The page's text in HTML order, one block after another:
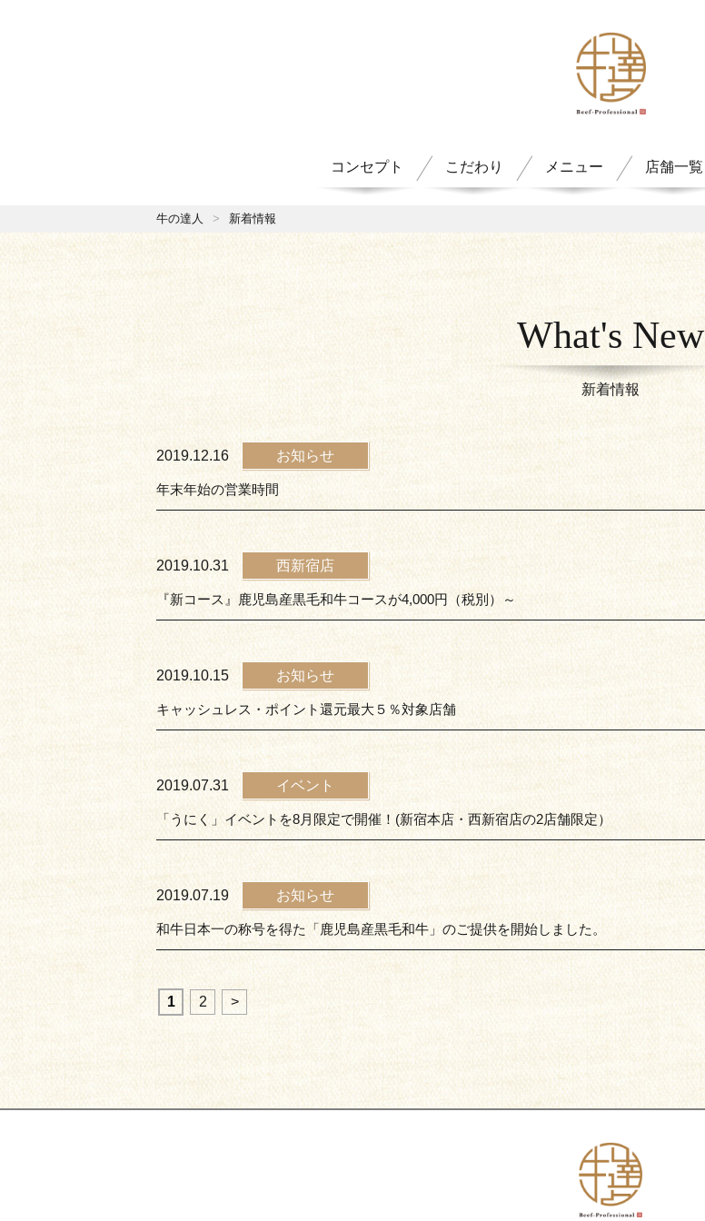
コンセプト こだわり メニュー 店舗一覧
牛の達人 新着情報
What's New
新着情報
2019.12.16 お知らせ
年末年始の営業時間
2019.10.31 西新宿店
『新コース』鹿児島産黒毛和牛コースが4,000円（税別）～
2019.10.15 お知らせ
キャッシュレス・ポイント還元最大５％対象店舗
2019.07.31 イベント
「うにく」イベントを8月限定で開催！(新宿本店・西新宿店の2店舗限定）
2019.07.19 お知らせ
和牛日本一の称号を得た「鹿児島産黒毛和牛」のご提供を開始しました。
1 2 >